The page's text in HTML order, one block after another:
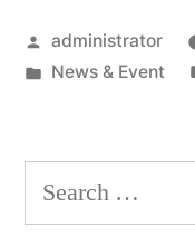
administrator
News & Event